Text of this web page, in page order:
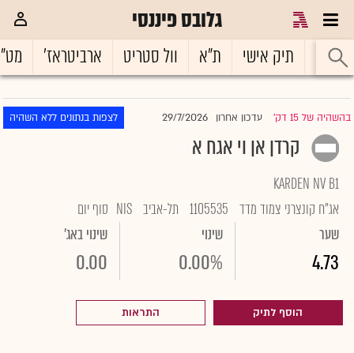
גלובס פיננסי
ראשי תיק אישי ת"א וול סטריט ארביטראז'
בהשהיה של 15 דק' |עדכון אחרון 29/7/2026 לצפות בנתונים ללא השהיה
קרדן אן וי אגח א
KARDEN NV B1
אג"ח קונצרני צמוד מדד 1105535 תל-אביב NIS סוף יום
שער
4.73
שינוי
0.00%
שינוי באג'
0.00
הוסף לתיק התראות